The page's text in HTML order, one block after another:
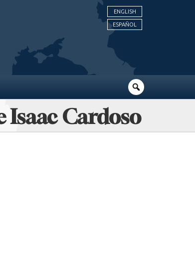
ENGLISH
ESPAÑOL
Cardoso